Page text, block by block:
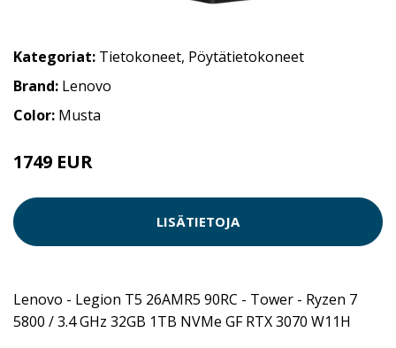
Kategoriat: Tietokoneet, Pöytätietokoneet
Brand: Lenovo
Color: Musta
1749 EUR
LISÄTIETOJA
Lenovo - Legion T5 26AMR5 90RC - Tower - Ryzen 7
5800 / 3.4 GHz 32GB 1TB NVMe GF RTX 3070 W11H